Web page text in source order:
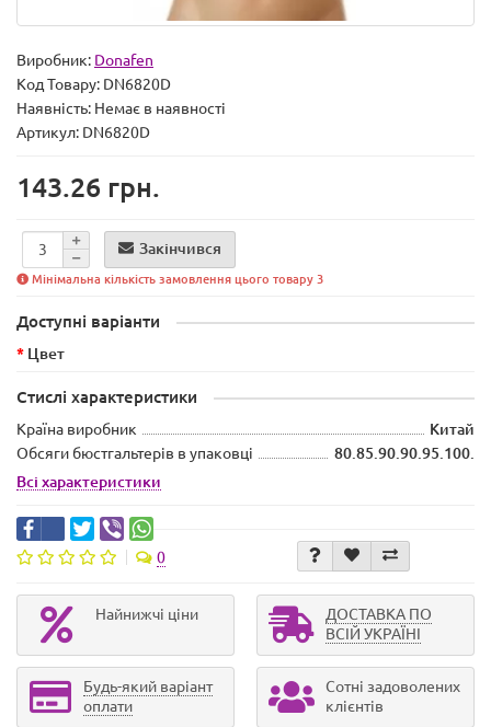
Виробник: Donafen
Код Товару: DN6820D
Наявність: Немає в наявності
Артикул: DN6820D
143.26 грн.
Закінчився
Мінімальна кількість замовлення цього товару 3
Доступні варіанти
Цвет
Стислі характеристики
Країна виробник
Китай
Обсяги бюстгальтерів в упаковці
80.85.90.90.95.100.
Всі характеристики
0
Найнижчі ціни
ДОСТАВКА ПО
ВСІЙ УКРАЇНІ
Будь-який варіант
оплати
Сотні задоволених
клієнтів